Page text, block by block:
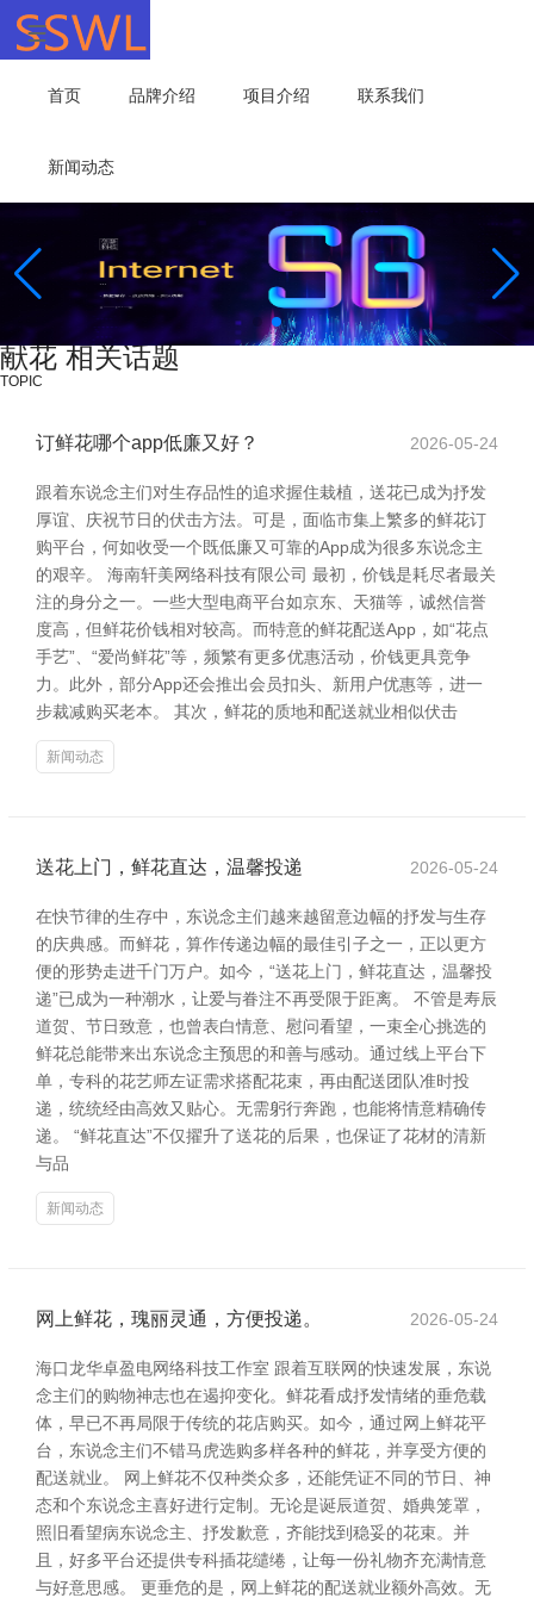
首页 品牌介绍 项目介绍 联系我们
新闻动态
献花 相关话题
TOPIC
订鲜花哪个app低廉又好？ 2026-05-24
跟着东说念主们对生存品性的追求握住栽植，送花已成为抒发
厚谊、庆祝节日的伏击方法。可是，面临市集上繁多的鲜花订
购平台，何如收受一个既低廉又可靠的App成为很多东说念主
的艰辛。 海南轩美网络科技有限公司 最初，价钱是耗尽者最关
注的身分之一。一些大型电商平台如京东、天猫等，诚然信誉
度高，但鲜花价钱相对较高。而特意的鲜花配送App，如“花点
手艺”、“爱尚鲜花”等，频繁有更多优惠活动，价钱更具竞争
力。此外，部分App还会推出会员扣头、新用户优惠等，进一
步裁减购买老本。 其次，鲜花的质地和配送就业相似伏击
新闻动态
送花上门，鲜花直达，温馨投递 2026-05-24
在快节律的生存中，东说念主们越来越留意边幅的抒发与生存
的庆典感。而鲜花，算作传递边幅的最佳引子之一，正以更方
便的形势走进千门万户。如今，“送花上门，鲜花直达，温馨投
递”已成为一种潮水，让爱与眷注不再受限于距离。 不管是寿辰
道贺、节日致意，也曾表白情意、慰问看望，一束全心挑选的
鲜花总能带来出东说念主预思的和善与感动。通过线上平台下
单，专科的花艺师左证需求搭配花束，再由配送团队准时投
递，统统经由高效又贴心。无需躬行奔跑，也能将情意精确传
递。 “鲜花直达”不仅擢升了送花的后果，也保证了花材的清新
与品
新闻动态
网上鲜花，瑰丽灵通，方便投递。 2026-05-24
海口龙华卓盈电网络科技工作室 跟着互联网的快速发展，东说
念主们的购物神志也在遏抑变化。鲜花看成抒发情绪的垂危载
体，早已不再局限于传统的花店购买。如今，通过网上鲜花平
台，东说念主们不错马虎选购多样各种的鲜花，并享受方便的
配送就业。 网上鲜花不仅种类众多，还能凭证不同的节日、神
态和个东说念主喜好进行定制。无论是诞辰道贺、婚典笼罩，
照旧看望病东说念主、抒发歉意，齐能找到稳妥的花束。并
且，好多平台还提供专科插花缱绻，让每一份礼物齐充满情意
与好意思感。 更垂危的是，网上鲜花的配送就业额外高效。无